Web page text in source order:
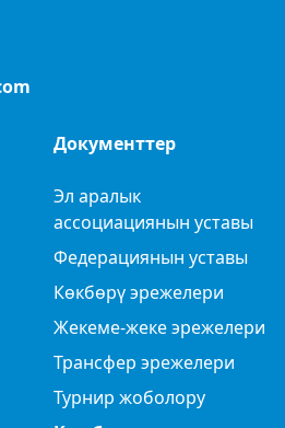
Документтер
Эл аралык
ассоциациянын уставы
Федерациянын уставы
Көкбөрү эрежелери
Жекеме-жеке эрежелери
Трансфер эрежелери
Турнир жоболору